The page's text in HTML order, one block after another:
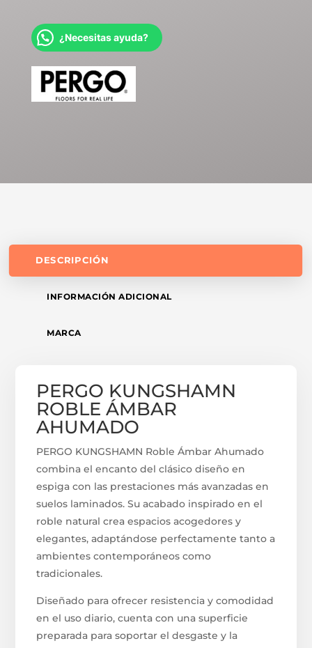
¿Necesitas ayuda?
DESCRIPCIÓN
INFORMACIÓN ADICIONAL
MARCA
PERGO KUNGSHAMN
ROBLE ÁMBAR
AHUMADO
PERGO KUNGSHAMN Roble Ámbar Ahumado
combina el encanto del clásico diseño en
espiga con las prestaciones más avanzadas en
suelos laminados. Su acabado inspirado en el
roble natural crea espacios acogedores y
elegantes, adaptándose perfectamente tanto a
ambientes contemporáneos como
tradicionales.
Diseñado para ofrecer resistencia y comodidad
en el uso diario, cuenta con una superficie
preparada para soportar el desgaste y la